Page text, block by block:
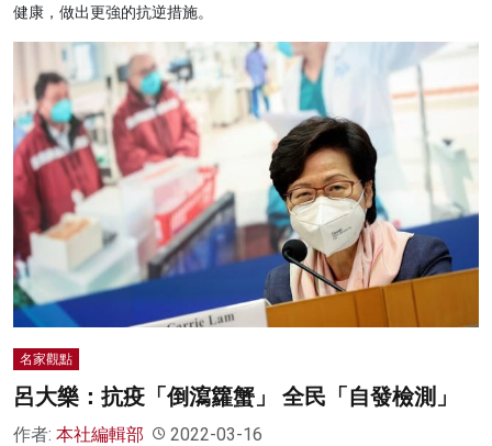
健康，做出更強的抗逆措施。
名家觀點
呂大樂：抗疫「倒瀉籮蟹」 全民「自發檢測」
作者: 本社編輯部 2022-03-16